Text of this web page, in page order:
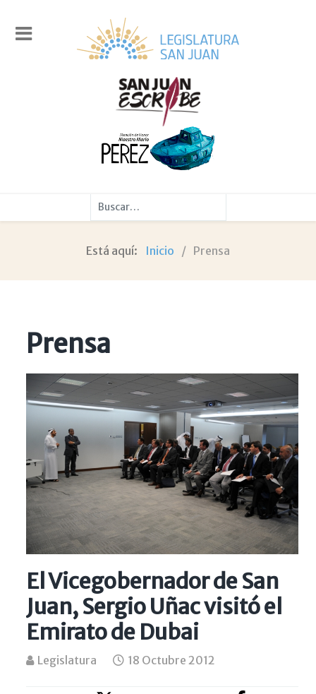
Buscar
Está aquí: Inicio Prensa
Prensa
El Vicegobernador de San
Juan, Sergio Uñac visitó el
Emirato de Dubai
Legislatura 18 Octubre 2012